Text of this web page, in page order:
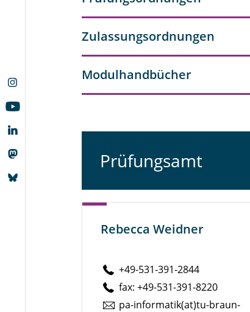
Zulassungsordnungen
Modulhandbücher
Prüfungsamt
Rebecca Weidner
+49-531-391-2844
fax: +49-531-391-8220
pa-in­for­ma­tik(at)tu-braun­